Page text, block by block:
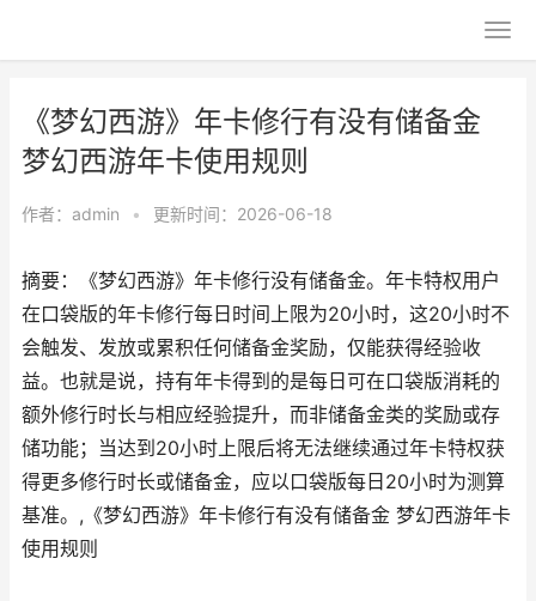
《梦幻西游》年卡修行有没有储备金
梦幻西游年卡使用规则
作者： admin • 更新时间：2026-06-18
摘要：《梦幻西游》年卡修行没有储备金。年卡特权用户
在口袋版的年卡修行每日时间上限为20小时，这20小时不
会触发、发放或累积任何储备金奖励，仅能获得经验收
益。也就是说，持有年卡得到的是每日可在口袋版消耗的
额外修行时长与相应经验提升，而非储备金类的奖励或存
储功能；当达到20小时上限后将无法继续通过年卡特权获
得更多修行时长或储备金，应以口袋版每日20小时为测算
基准。,《梦幻西游》年卡修行有没有储备金 梦幻西游年卡
使用规则